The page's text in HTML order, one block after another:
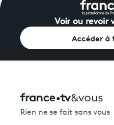
Voir ou revoir
Accéder
Rien ne se fait sans vous